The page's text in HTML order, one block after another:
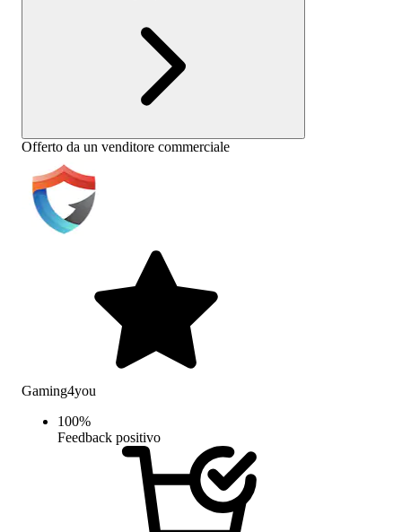
Offerto da un venditore commerciale
Gaming4you
100%
Feedback positivo